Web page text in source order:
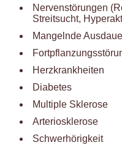
Nervenstörungen
Streitsucht,
Mangelnde
Herzkrankheiten
Diabetes
Multiple Sklerose
Arteriosklerose
Schwerhörigkeit